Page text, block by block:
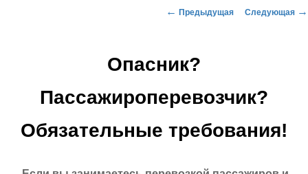
← Предыдущая Следующая →
Опасник?
Пассажироперевозчик?
Обязательные требования!